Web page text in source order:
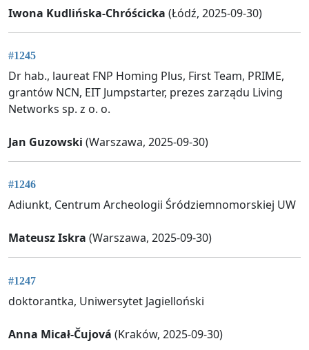
Iwona Kudlińska-Chróścicka (Łódź, 2025-09-30)
#1245
Dr hab., laureat FNP Homing Plus, First Team, PRIME,
grantów NCN, EIT Jumpstarter, prezes zarządu Living
Networks sp. z o. o.
Jan Guzowski (Warszawa, 2025-09-30)
#1246
Adiunkt, Centrum Archeologii Śródziemnomorskiej UW
Mateusz Iskra (Warszawa, 2025-09-30)
#1247
doktorantka, Uniwersytet Jagielloński
Anna Micał-Čujová (Kraków, 2025-09-30)